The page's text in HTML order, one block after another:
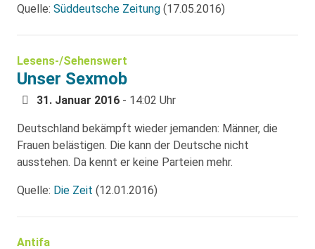
Quelle: Süddeutsche Zeitung (17.05.2016)
Lesens-/Sehenswert
Unser Sexmob
31. Januar 2016 - 14:02 Uhr
Deutschland bekämpft wieder jemanden: Männer, die
Frauen belästigen. Die kann der Deutsche nicht
ausstehen. Da kennt er keine Parteien mehr.
Quelle: Die Zeit (12.01.2016)
Antifa